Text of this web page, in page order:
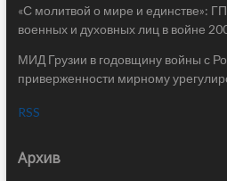
«С молитвой о мире и единстве»:
военных и духовных лиц в войне
МИД Грузии в годовщину войны с
приверженности мирному
RSS
Архив